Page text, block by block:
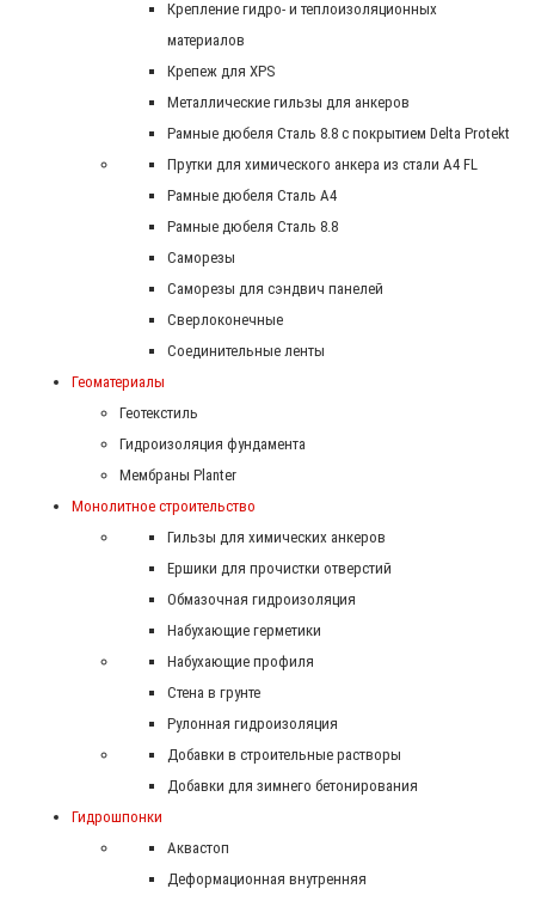
Крепление гидро- и теплоизоляционных
материалов
Крепеж для XPS
Металлические гильзы для анкеров
Рамные дюбеля Сталь 8.8 с покрытием Delta Protekt
Прутки для химического анкера из стали А4 FL
Рамные дюбеля Сталь A4
Рамные дюбеля Сталь 8.8
Саморезы
Саморезы для сэндвич панелей
Сверлоконечные
Соединительные ленты
Геоматериалы
Геотекстиль
Гидроизоляция фундамента
Мембраны Planter
Монолитное строительство
Гильзы для химических анкеров
Ершики для прочистки отверстий
Обмазочная гидроизоляция
Набухающие герметики
Набухающие профиля
Стена в грунте
Рулонная гидроизоляция
Добавки в строительные растворы
Добавки для зимнего бетонирования
Гидрошпонки
Аквастоп
Деформационная внутренняя